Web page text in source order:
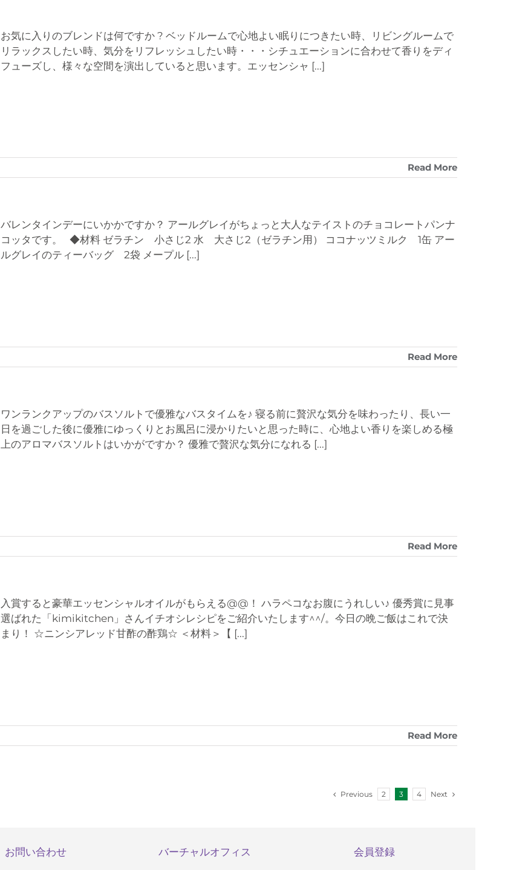
お気に入りのブレンドは何ですか ? ベッドルームで心地よい眠りにつきたい時、リビングルームで
リラックスしたい時、気分をリフレッシュしたい時・・・シチュエーションに合わせて香りをディ
フューズし、様々な空間を演出していると思います。エッセンシャ [...]
Read More
バレンタインデーにいかかですか？ アールグレイがちょっと大人なテイストのチョコレートパンナ
コッタです。 ◆材料 ゼラチン 小さじ2 水 大さじ2（ゼラチン用） ココナッツミルク 1缶 アー
ルグレイのティーバッグ 2袋 メープル [...]
Read More
ワンランクアップのバスソルトで優雅なバスタイムを♪ 寝る前に贅沢な気分を味わったり、長い一
日を過ごした後に優雅にゆっくりとお風呂に浸かりたいと思った時に、心地よい香りを楽しめる極
上のアロマバスソルトはいかがですか？ 優雅で贅沢な気分になれる [...]
Read More
入賞すると豪華エッセンシャルオイルがもらえる@@！ ハラペコなお腹にうれしい♪ 優秀賞に見事
選ばれた「kimikitchen」さんイチオシレシピをご紹介いたします^^/。今日の晩ご飯はこれで決
まり！ ☆ニンシアレッド甘酢の酢鶏☆ ＜材料＞【 [...]
Read More
Previous 2 3 4 Next
お問い合わせ バーチャルオフィス 会員登録